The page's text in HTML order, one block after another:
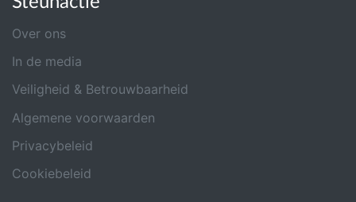
Over ons
In de media
Veiligheid & Betrouwbaarheid
Algemene voorwaarden
Privacybeleid
Cookiebeleid